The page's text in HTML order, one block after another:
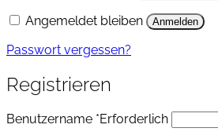
Angemeldet bleiben
Anmelden
Passwort vergessen?
Registrieren
Benutzername *Erforderlich